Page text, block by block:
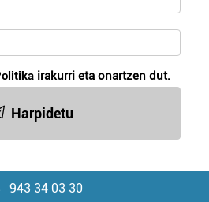
irakurri eta onartzen dut.
Harpidetu
943 34 03 30